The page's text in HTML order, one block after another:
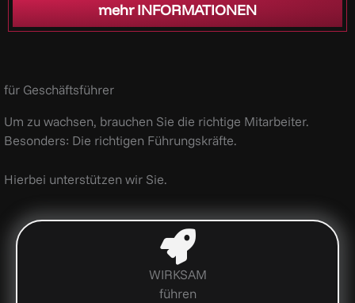
mehr INFORMATIONEN
für Geschäftsführer
Um zu wachsen, brauchen Sie die richtige Mitarbeiter.
Besonders: Die richtigen Führungskräfte.
Hierbei unterstützen wir Sie.
WIRKSAM
führen